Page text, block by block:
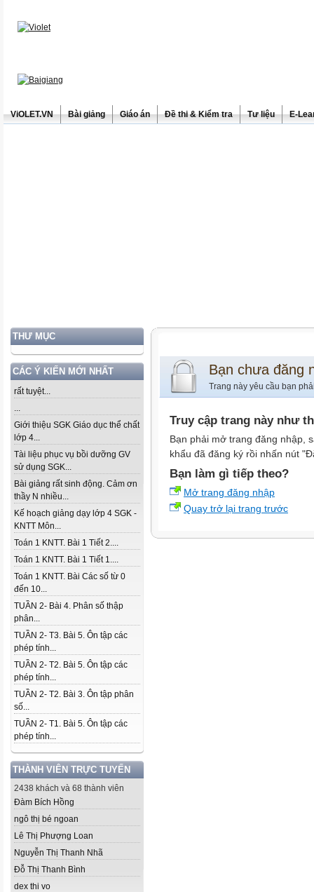
ViOLET.VN Bài giảng Giáo án Đề thi & Kiểm tra Tư liệu E-
THƯ MỤC
CÁC Ý KIẾN MỚI NHẤT
rất tuyệt...
...
Giới thiệu SGK Giáo dục thể chất
lớp 4...
Tài liệu phục vụ bồi dưỡng GV
sử dụng SGK...
Bài giảng rất sinh động. Cảm ơn
thầy N nhiều...
Kế hoạch giảng dạy lớp 4 SGK -
KNTT Môn...
Toán 1 KNTT. Bài 1 Tiết 2....
Toán 1 KNTT. Bài 1 Tiết 1....
Toán 1 KNTT. Bài Các số từ 0
đến 10...
TUẦN 2- Bài 4. Phân số thập
phân...
TUẦN 2- T3. Bài 5. Ôn tập các
phép tính...
TUẦN 2- T2. Bài 5. Ôn tập các
phép tính...
TUẦN 2- T2. Bài 3. Ôn tập phân
số...
TUẦN 2- T1. Bài 5. Ôn tập các
phép tính...
THÀNH VIÊN TRỰC TUYẾN
2438 khách và 68 thành viên
Đàm Bích Hồng
ngô thị bé ngoan
Lê Thị Phượng Loan
Nguyễn Thị Thanh Nhã
Đỗ Thị Thanh Bình
dex thi vo
Bạn chưa đăng
Trang này yêu cầu bạn
Truy cập trang này như
Bạn phải mở trang đăng nhập,
khẩu đã đăng ký rồi nhấn nút
Bạn làm gì tiếp theo?
Mở trang đăng nhập
Quay trở lại trang trước